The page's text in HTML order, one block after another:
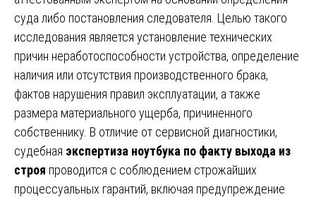
суда либо постановления следователя. Целью такого
исследования является установление технических
причин неработоспособности устройства, определение
наличия или отсутствия производственного брака,
фактов нарушения правил эксплуатации, а также
размера материального ущерба, причиненного
собственнику. В отличие от сервисной диагностики,
судебная экспертиза ноутбука по факту выхода из
строя проводится с соблюдением строжайших
процессуальных гарантий, включая предупреждение